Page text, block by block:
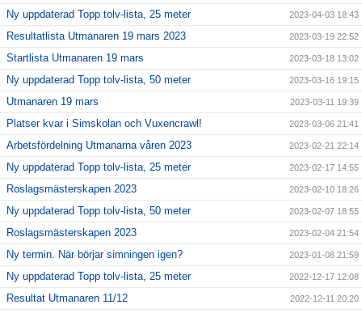
Ny uppdaterad Topp tolv-lista, 25 meter 2023-04-03 18:43
Resultatlista Utmanaren 19 mars 2023 2023-03-19 22:52
Startlista Utmanaren 19 mars 2023-03-18 13:02
Ny uppdaterad Topp tolv-lista, 50 meter 2023-03-16 19:15
Utmanaren 19 mars 2023-03-11 19:39
Platser kvar i Simskolan och Vuxencrawl! 2023-03-06 21:41
Arbetsfördelning Utmanarna våren 2023 2023-02-21 22:14
Ny uppdaterad Topp tolv-lista, 25 meter 2023-02-17 14:55
Roslagsmästerskapen 2023 2023-02-10 18:26
Ny uppdaterad Topp tolv-lista, 50 meter 2023-02-07 18:55
Roslagsmästerskapen 2023 2023-02-04 21:54
Ny termin. När börjar simningen igen? 2023-01-08 21:59
Ny uppdaterad Topp tolv-lista, 25 meter 2022-12-17 12:08
Resultat Utmanaren 11/12 2022-12-11 20:20